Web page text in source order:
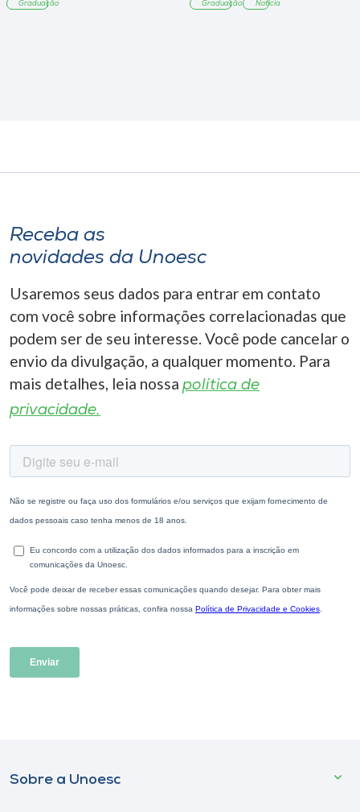
Graduação Graduação Notícia
Receba as
novidades da Unoesc
Usaremos seus dados para entrar em contato
com você sobre informações correlacionadas que
podem ser de seu interesse. Você pode cancelar o
envio da divulgação, a qualquer momento. Para
mais detalhes, leia nossa política de
privacidade.
Sobre a Unoesc